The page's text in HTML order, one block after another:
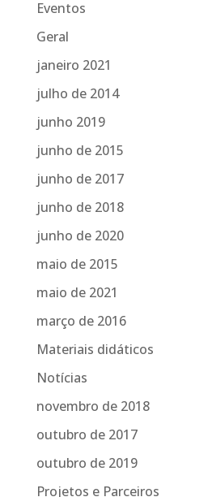
Eventos
Geral
janeiro 2021
julho de 2014
junho 2019
junho de 2015
junho de 2017
junho de 2018
junho de 2020
maio de 2015
maio de 2021
março de 2016
Materiais didáticos
Notícias
novembro de 2018
outubro de 2017
outubro de 2019
Projetos e Parceiros